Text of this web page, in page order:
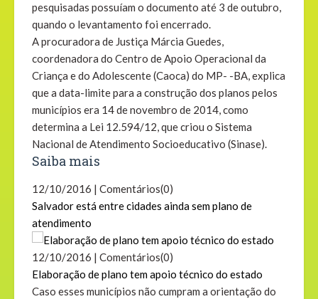
pesquisadas possuíam o documento até 3 de outubro,
quando o levantamento foi encerrado.
A procuradora de Justiça Márcia Guedes,
coordenadora do Centro de Apoio Operacional da
Criança e do Adolescente (Caoca) do MP- -BA, explica
que a data-limite para a construção dos planos pelos
municípios era 14 de novembro de 2014, como
determina a Lei 12.594/12, que criou o Sistema
Nacional de Atendimento Socioeducativo (Sinase).
Saiba mais
12/10/2016 | Comentários(0)
Salvador está entre cidades ainda sem plano de
atendimento
12/10/2016 | Comentários(0)
Elaboração de plano tem apoio técnico do estado
Caso esses municípios não cumpram a orientação do